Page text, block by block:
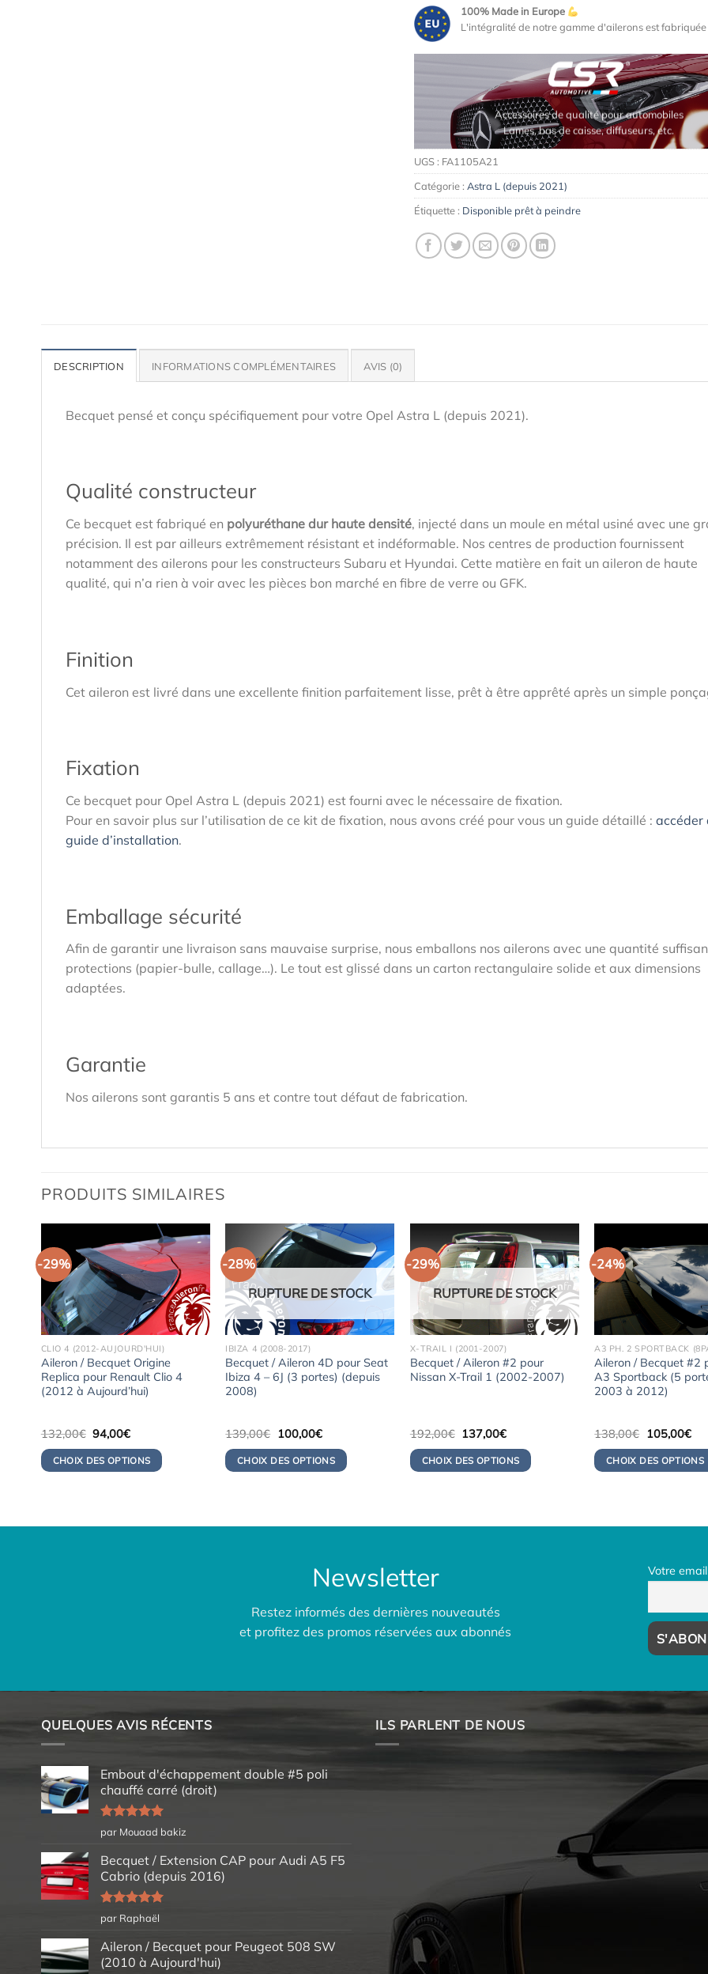
100% Made in Europe
L'intégralité de notre gamme d'ailerons est fabriquée
Accessoires de qualité pour ta voiture
Lames, bas de caisse, paupières, etc.
UGS : FA1105A21
Catégorie : Astra L (depuis 2021)
Étiquette : Disponible prêt à peindre
DESCRIPTION INFORMATIONS COMPLÉMENTAIRES AVIS (0)
Becquet pensé et conçu spécifiquement pour votre Opel Astra L (depuis 2021).
Qualité constructeur
Ce becquet est fabriqué en polyuréthane dur haute densité, injecté dans un moule en métal usiné avec une
précision. Il est par ailleurs extrêmement résistant et indéformable. Nos centres de production fournissent
notamment des ailerons pour les constructeurs Subaru et Hyundai. Cette matière en fait un aileron de haute
qualité, qui n’a rien à voir avec les pièces bon marché en fibre de verre ou GFK.
Finition
Cet aileron est livré dans une excellente finition parfaitement lisse, prêt à être apprêté après un simple
Fixation
Ce becquet pour Opel Astra L (depuis 2021) est fourni avec le nécessaire de fixation.
Pour en savoir plus sur l’utilisation de ce kit de fixation, nous avons créé pour vous un guide détaillé : accéder
guide d’installation.
Emballage sécurité
Afin de garantir une livraison sans mauvaise surprise, nous emballons nos ailerons avec une quantité
protections (papier-bulle, callage…). Le tout est glissé dans un carton rectangulaire solide et aux dimensions
adaptées.
Garantie
Nos ailerons sont garantis 5 ans et contre tout défaut de fabrication.
PRODUITS SIMILAIRES
-29%
CLIO 4 (2012-AUJOURD'HUI)
Aileron / Becquet Origine
Replica pour Renault Clio 4
(2012 à Aujourd’hui)
132,00€ Le
prix
initial
était :
94,00€Le
actuel
est :
CHOIX DES OPTIONS
-28%
RUPTURE DE STOCK
IBIZA 4 (2008-2017)
Becquet / Aileron 4D pour Seat
Ibiza 4 – 6J (3 portes) (depuis
2008)
139,00€ Le
initial
était :
100,00€Le
actuel
est :
CHOIX DES OPTIONS
-29%
RUPTURE DE STOCK
X-TRAIL I (2001-2007)
Becquet / Aileron #2 pour
Nissan X-Trail 1 (2002-2007)
192,00€ Le
initial
était :
137,00€Le
actuel
est :
CHOIX DES OPTIONS
-24%
A3 PH. 2 SPORTBACK
Aileron / Becquet #2
A3 Sportback (5
2003 à 2012)
138,00€ Le
initial
était :
105,00€Le
est :
CHOIX DES OPTIONS
Newsletter
Restez informés des dernières nouveautés
et profitez des promos réservées aux abonnés
Votre email
QUELQUES AVIS RÉCENTS
Embout d'échappement double #5 poli
chauffé carré (droit)
Note5sur
5
par Mouaad bakiz
Becquet / Extension CAP pour Audi A5 F5
Cabrio (depuis 2016)
Note5sur
5
par Raphaël
Aileron / Becquet pour Peugeot 508 SW
(2010 à Aujourd'hui)
ILS PARLENT DE NOUS